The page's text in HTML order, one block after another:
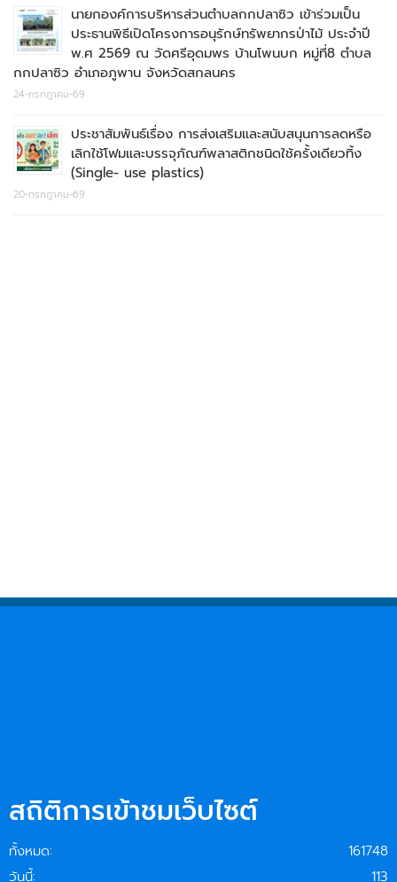
นายกองค์การบริหารส่วนตำบลกกปลาซิว เข้าร่วมเป็น
ประธานพิธีเปิดโครงการอนุรักษ์ทรัพยากรป่าไม้ ประจำปี
พ.ศ 2569 ณ วัดศรีอุดมพร บ้านโพนบก หมู่ที่8 ตำบล
กกปลาซิว อำเภอภูพาน จังหวัดสกลนคร
24-กรกฎาคม-69
ประชาสัมพันธ์เรื่อง การส่งเสริมและสนับสนุนการลดหรือ
เลิกใช้โฟมและบรรจุภัณฑ์พลาสติกชนิดใช้ครั้งเดียวทิ้ง
(Single- use plastics)
20-กรกฎาคม-69
สถิติการเข้าชมเว็บไซต์
161748
ทั้งหมด:
113
วันนี้: